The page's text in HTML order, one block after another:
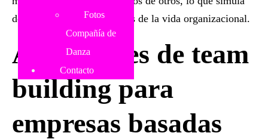
Fotos
Compañía de
Danza
Contacto
de forma simbólica los retos de la vida organizacional.
Actividades de team
building para
empresas basadas